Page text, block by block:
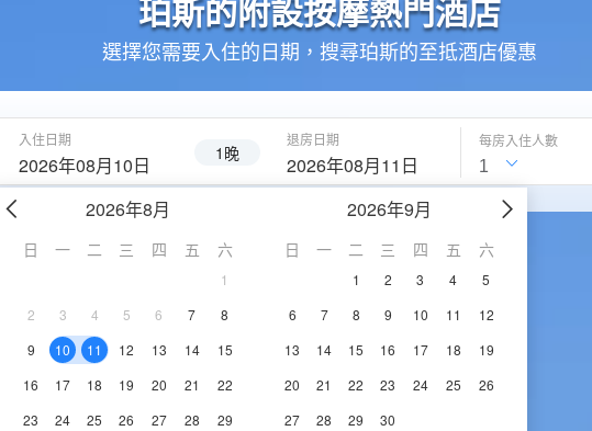
珀斯的附設按摩熱門酒店
選擇您需要入住的日期，搜尋珀斯的至抵酒店優惠
入住日期
2026年08月10日 1晚
退房日期
2026年08月11日
2026年8月
日 一 二 三 四 五 六
1
2
3 4 5 6 7
8
9
10 11 12 13 14
15
16
17 18 19 20 21
22
23
24 25 26 27 28
29
2026年9月
日 一 二 三 四 五 六
1 2 3 4
5
6
7 8 9 10 11
12
13
14 15 16 17 18
19
20
21 22 23 24 25
26
27
28 29 30
每房入住人數